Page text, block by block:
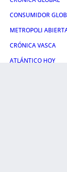
CONSUMIDOR
METROPOLI
CRÓNICA VASCA
ATLÁNTICO HOY